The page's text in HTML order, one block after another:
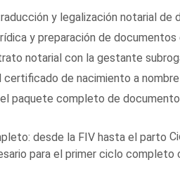
y legalización notarial de
y preparación de
notarial con la gestante
de nacimiento a
paquete completo de
para el primer ciclo completo